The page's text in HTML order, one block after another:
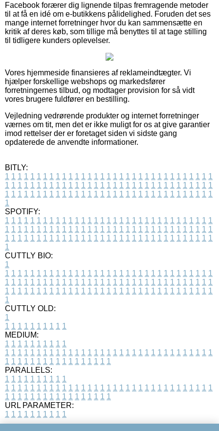
Facebook forærer dig lignende tilpas fremragende metoder
til at få en idé om e-butikkens pålidelighed. Foruden det ses
mange internet forretninger hvor du kan sammensætte en
kritik af deres køb, som tillige må benyttes til at tage stilling
til tidligere kunders oplevelser.
Vores hjemmeside finansieres af reklameindtægter. Vi
hjælper forskellige webshops og markedsfører
forretningernes tilbud, og modtager provision for så vidt
vores brugere fuldfører en bestilling.
Vejledning vedrørende produkter og internet forretninger
værnes om tit, men det er ikke muligt for os at give garantier
imod rettelser der er foretaget siden vi sidste gang
opdaterede de anvendte informationer.
BITLY:
1 1 1 1 1 1 1 1 1 1 1 1 1 1 1 1 1 1 1 1 1 1 1 1 1 1 1 1 1 1 1 1 1
1 1 1 1 1 1 1 1 1 1 1 1 1 1 1 1 1 1 1 1 1 1 1 1 1 1 1 1 1 1 1 1 1
1 1 1 1 1 1 1 1 1 1 1 1 1 1 1 1 1 1 1 1 1 1 1 1 1 1 1 1 1 1 1 1 1
1
SPOTIFY:
1 1 1 1 1 1 1 1 1 1 1 1 1 1 1 1 1 1 1 1 1 1 1 1 1 1 1 1 1 1 1 1 1
1 1 1 1 1 1 1 1 1 1 1 1 1 1 1 1 1 1 1 1 1 1 1 1 1 1 1 1 1 1 1 1 1
1 1 1 1 1 1 1 1 1 1 1 1 1 1 1 1 1 1 1 1 1 1 1 1 1 1 1 1 1 1 1 1 1
1
CUTTLY BIO:
1
1 1 1 1 1 1 1 1 1 1 1 1 1 1 1 1 1 1 1 1 1 1 1 1 1 1 1 1 1 1 1 1 1
1 1 1 1 1 1 1 1 1 1 1 1 1 1 1 1 1 1 1 1 1 1 1 1 1 1 1 1 1 1 1 1 1
1 1 1 1 1 1 1 1 1 1 1 1 1 1 1 1 1 1 1 1 1 1 1 1 1 1 1 1 1 1 1 1 1
1
CUTTLY OLD:
1
1 1 1 1 1 1 1 1 1 1
MEDIUM:
1 1 1 1 1 1 1 1 1 1
1 1 1 1 1 1 1 1 1 1 1 1 1 1 1 1 1 1 1 1 1 1 1 1 1 1 1 1 1 1 1 1 1
1 1 1 1 1 1 1 1 1 1 1 1 1 1 1 1 1
PARALLELS:
1 1 1 1 1 1 1 1 1 1
1 1 1 1 1 1 1 1 1 1 1 1 1 1 1 1 1 1 1 1 1 1 1 1 1 1 1 1 1 1 1 1 1
1 1 1 1 1 1 1 1 1 1 1 1 1 1 1 1 1
URL PARAMETER:
1 1 1 1 1 1 1 1 1 1